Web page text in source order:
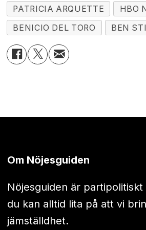
PATRICIA ARQUETTE
HBO
BENICIO DEL TORO
BEN
Om Nöjesguiden
Nöjesguiden är
du kan alltid lita på att vi
jämställdhet.